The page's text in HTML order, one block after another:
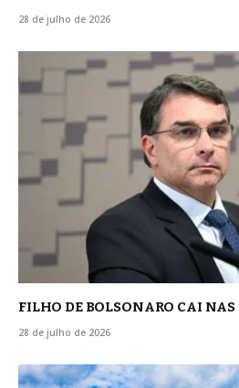
28 de julho de 2026
FILHO DE BOLSONARO CAI
28 de julho de 2026